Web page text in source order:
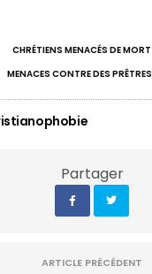
CHRÉTIENS MENACÉS DE MORT
MENACES CONTRE DES PRÊTRES
Partager
ARTICLE PRÉCÉDENT